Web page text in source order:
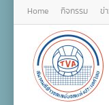
Home กิจกรรม ข่